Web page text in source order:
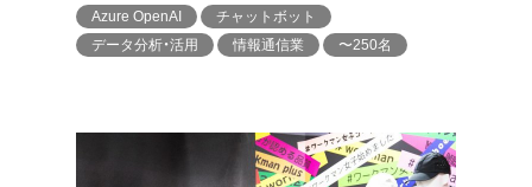
Azure OpenAI
チャットボット
データ分析・活用
情報通信業 〜250名